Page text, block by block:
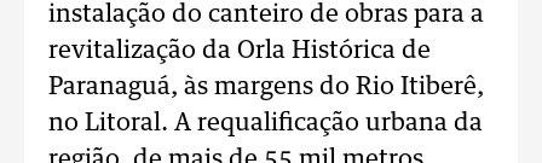
instalação do canteiro de obras para a
revitalização da Orla Histórica de
Paranaguá, às margens do Rio Itiberê,
no Litoral. A requalificação urbana da